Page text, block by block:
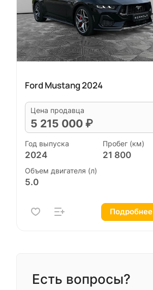
Ford Mustang 2024
Цена продавца
5 215 000 ₽
Год выпуска
2024
Пробег (км)
21 800
Объем двигателя (л)
5.0
Подробнее
Есть вопросы?